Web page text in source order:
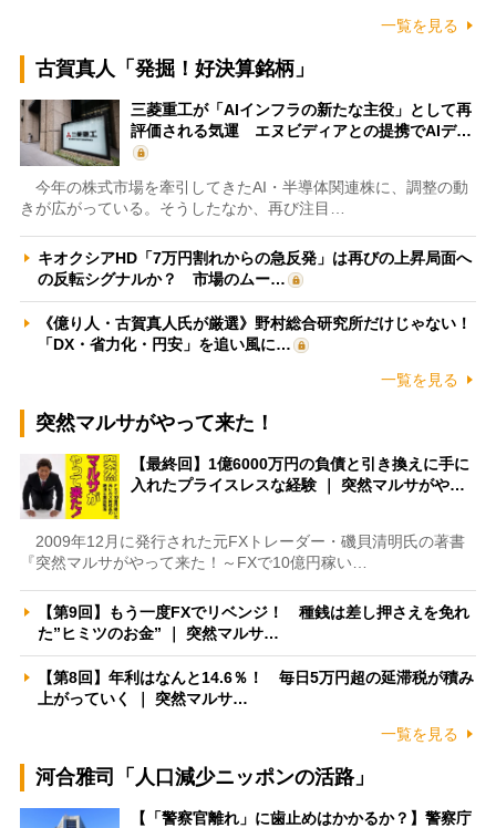
一覧を見る
古賀真人「発掘！好決算銘柄」
三菱重工が「AIインフラの新たな主役」として再
評価される気運 エヌビディアとの提携でAIデ…
今年の株式市場を牽引してきたAI・半導体関連株に、調整の動
きが広がっている。そうしたなか、再び注目…
キオクシアHD「7万円割れからの急反発」は再びの上昇局面へ
の反転シグナルか？ 市場のムー…
《億り人・古賀真人氏が厳選》野村総合研究所だけじゃない！
「DX・省力化・円安」を追い風に…
一覧を見る
突然マルサがやって来た！
【最終回】1億6000万円の負債と引き換えに手に
入れたプライスレスな経験 ｜ 突然マルサがや…
2009年12月に発行された元FXトレーダー・磯貝清明氏の著書
『突然マルサがやって来た！～FXで10億円稼い…
【第9回】もう一度FXでリベンジ！ 種銭は差し押さえを免れ
た”ヒミツのお金” ｜ 突然マルサ…
【第8回】年利はなんと14.6％！ 毎日5万円超の延滞税が積み
上がっていく ｜ 突然マルサ…
一覧を見る
河合雅司「人口減少ニッポンの活路」
【「警察官離れ」に歯止めはかかるか？】警察庁